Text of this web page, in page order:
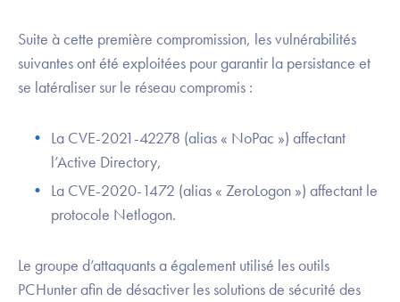
Suite à cette première compromission, les vulnérabilités
suivantes ont été exploitées pour garantir la persistance et
se latéraliser sur le réseau compromis :
La CVE-2021-42278 (alias « NoPac ») affectant
l’Active Directory,
La CVE-2020-1472 (alias « ZeroLogon ») affectant le
protocole Netlogon.
Le groupe d’attaquants a également utilisé les outils
PCHunter afin de désactiver les solutions de sécurité des